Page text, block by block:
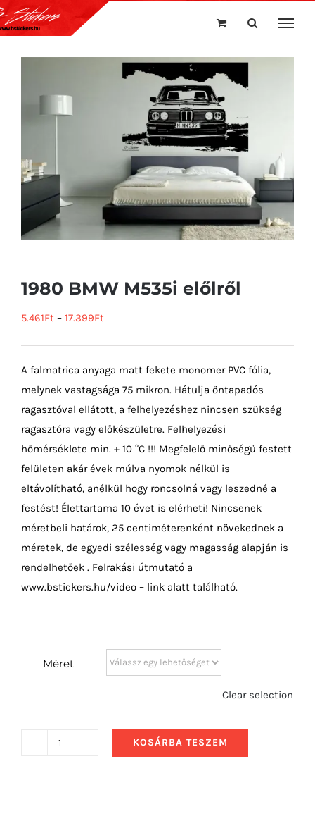
Kihagyás
1980 BMW M535i előlről
5.461Ft – 17.399Ft
A falmatrica anyaga matt fekete monomer PVC fólia,
melynek vastagsága 75 mikron. Hátulja öntapadós
ragasztóval ellátott, a felhelyezéshez nincsen szükség
ragasztóra vagy előkészületre. Felhelyezési
hőmérséklete min. + 10 °C !!! Megfelelő minőségű festett
felületen akár évek múlva nyomok nélkül is
eltávolítható, anélkül hogy roncsolná vagy leszedné a
festést! Élettartama 10 évet is elérheti! Nincsenek
méretbeli határok, 25 centiméterenként növekednek a
méretek, de egyedi szélesség vagy magasság alapján is
rendelhetőek . Felrakási útmutató a
www.bstickers.hu/video – link alatt található.
Méret
Clear selection
KOSÁRBA TESZEM